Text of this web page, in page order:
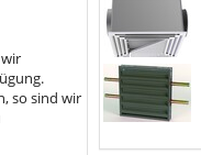
so sind wir